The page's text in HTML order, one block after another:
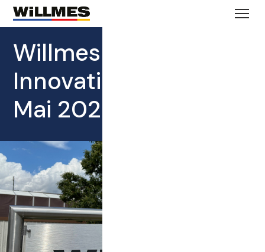
Willmes lädt ein:
Innovationstag am 17.
Mai 2025 in Lorsch